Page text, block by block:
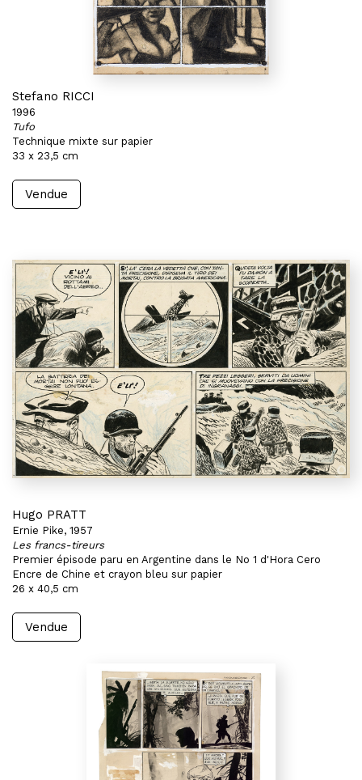
Stefano RICCI
1996
Tufo
Technique mixte sur papier
33 x 23,5 cm
Vendue
Hugo PRATT
Ernie Pike, 1957
Les francs-tireurs
Premier épisode paru en Argentine dans le No 1 d'Hora Cero
Encre de Chine et crayon bleu sur papier
26 x 40,5 cm
Vendue